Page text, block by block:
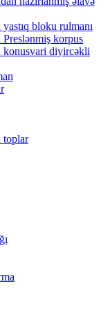
bloku rulmanı
Preslənmiş korpus
konusvari diyircəkli
toplar